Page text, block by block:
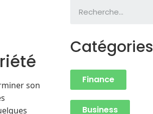
son
Catégories
Finance
Business